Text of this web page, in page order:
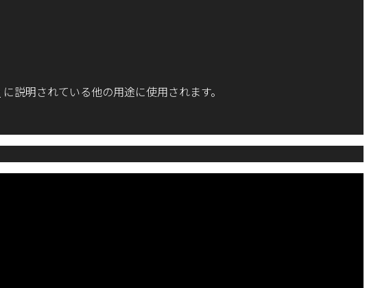
に説明されている他の用途に使用されます。